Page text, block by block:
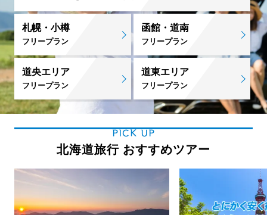
札幌・小樽
フリープラン
函館・道南
フリープラン
道央エリア
フリープラン
道東エリア
フリープラン
PICK UP
北海道旅行 おすすめツアー